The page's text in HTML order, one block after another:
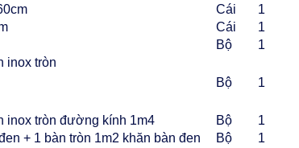
Cái 1
Cái 1
Bộ 1
inox tròn
Bộ 1
inox tròn đường kính 1m4 Bộ 1
+ 1 bàn tròn 1m2 khăn bàn đen Bộ 1